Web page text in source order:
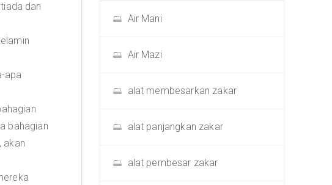
dan
apa
bahagian
akan
Air Mani
Air Mazi
alat membesarkan zakar
alat panjangkan zakar
alat pembesar zakar